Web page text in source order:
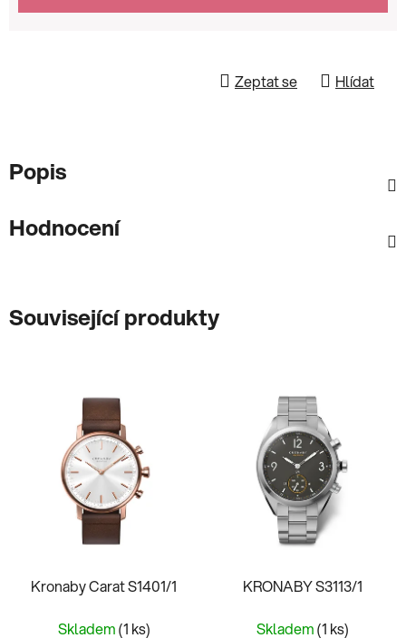
Zeptat se Hlídat
Popis
Hodnocení
Související produkty
Kronaby Carat S1401/1
Skladem(1 ks)
KRONABY S3113/1
Skladem(1 ks)